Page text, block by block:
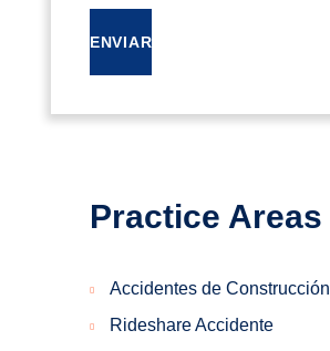
ENVIAR
Practice Areas
Accidentes de Construcción
Rideshare Accidente